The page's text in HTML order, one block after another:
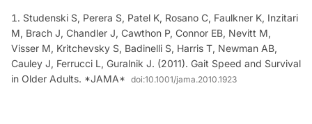
Studenski S, Perera S, Patel K, Rosano C, Faulkner K, Inzitari
M, Brach J, Chandler J, Cawthon P, Connor EB, Nevitt M,
Visser M, Kritchevsky S, Badinelli S, Harris T, Newman AB,
Cauley J, Ferrucci L, Guralnik J. (2011). Gait Speed and Survival
in Older Adults. *JAMA* doi:10.1001/jama.2010.1923